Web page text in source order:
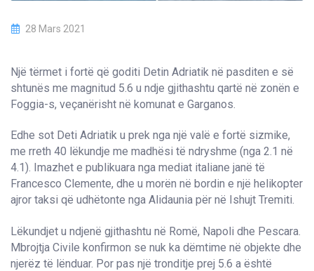
28 Mars 2021
Një tërmet i fortë që goditi Detin Adriatik në pasditen e së
shtunës me magnitud 5.6 u ndje gjithashtu qartë në zonën e
Foggia-s, veçanërisht në komunat e Garganos.
Edhe sot Deti Adriatik u prek nga një valë e fortë sizmike,
me rreth 40 lëkundje me madhësi të ndryshme (nga 2.1 në
4.1). Imazhet e publikuara nga mediat italiane janë të
Francesco Clemente, dhe u morën në bordin e një helikopter
ajror taksi që udhëtonte nga Alidaunia për në Ishujt Tremiti.
Lëkundjet u ndjenë gjithashtu në Romë, Napoli dhe Pescara.
Mbrojtja Civile konfirmon se nuk ka dëmtime në objekte dhe
njerëz të lënduar. Por pas një tronditje prej 5.6 a është